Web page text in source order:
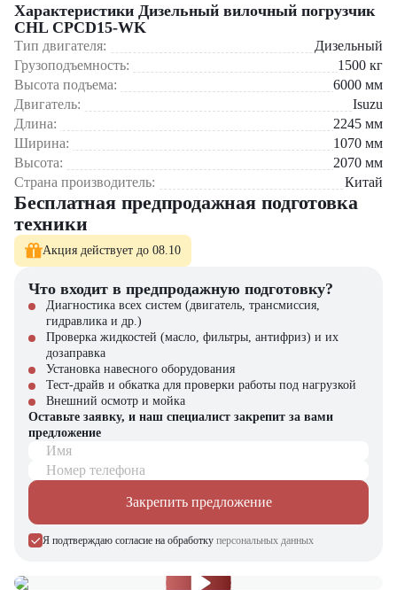
Экономичность
топлива снижает
эксплуатационные расходы
Комфорт
продуманной системой
управления для оператора
Где применяется вилочный погрузчик CHL CPCD15-WK?
Складские помещения и логистические центры
Малые и средние производственные предприятия
Строительные объекты и ремонтные площадки
Сельскохозяйственные комплексы и фермерские хозяйства
Почему стоит выбрать CHL CPCD15-WK?
Экономичный дизельный двигатель для снижения затрат
Высокая маневренность в тесных условиях
Простота обслуживания и долговечность техники
Комфорт и безопасность оператора при выполнении задач
Компания "ЦТО" – официальный дилер техники
предлагающий новые модели складского оборудования с гарантией.
У нас вы найдете: широкий выбор спецтехники, вилочных
погрузчиков, малой складской техники, навесного оборудования,
запчасти для долгосрочной эксплуатации, профессиональные
консультации по выбору техники.
Характеристики Дизельный вилочный погрузчик
CHL CPCD15-WK
Тип двигателя:
Дизельный
Грузоподъемность:
1500 кг
Высота подъема:
6000 мм
Двигатель:
Isuzu
Длина:
2245 мм
Ширина:
1070 мм
Высота:
2070 мм
Страна производитель:
Китай
Бесплатная предпродажная подготовка
техники
Акция действует до 08.10
Что входит в предпродажную подготовку?
Диагностика всех систем (двигатель, трансмиссия,
гидравлика и др.)
Проверка жидкостей (масло, фильтры, антифриз) и их
дозаправка
Установка навесного оборудования
Тест-драйв и обкатка для проверки работы под нагрузкой
Внешний осмотр и мойка
Оставьте заявку, и наш специалист закрепит за вами
предложение
Имя
Номер телефона
Закрепить предложение
Я подтверждаю согласие на обработку персональных данных